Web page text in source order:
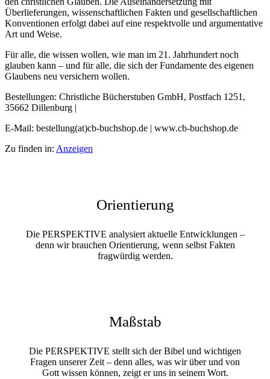
Überlieferungen, wissenschaftlichen Fakten und gesellschaftlichen
Konventionen erfolgt dabei auf eine respektvolle und argumentative
Art und Weise.
Für alle, die wissen wollen, wie man im 21. Jahrhundert noch
glauben kann – und für alle, die sich der Fundamente des eigenen
Glaubens neu versichern wollen.
Bestellungen: Christliche Bücherstuben GmbH, Postfach 1251,
35662 Dillenburg |
E-Mail: bestellung(at)cb-buchshop.de | www.cb-buchshop.de
Zu finden in: Anzeigen
Orientierung
Die PERSPEKTIVE analysiert aktuelle Entwicklungen –
denn wir brauchen Orientierung, wenn selbst Fakten
fragwürdig werden.
Maßstab
Die PERSPEKTIVE stellt sich der Bibel und wichtigen
Fragen unserer Zeit – denn alles, was wir über und von
Gott wissen können, zeigt er uns in seinem Wort.